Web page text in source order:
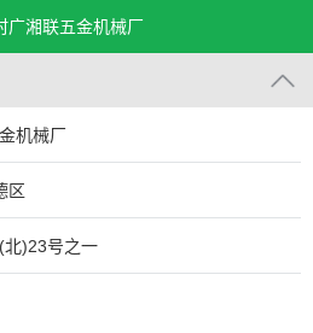
广湘联五金机械厂
机械厂
区
)23号之一